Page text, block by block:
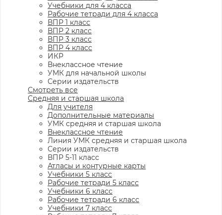
Учебники для 4 класса
Рабочие тетради для 4 класса
ВПР 1 класс
ВПР 2 класс
ВПР 3 класс
ВПР 4 класс
ИКР
Внеклассное чтение
УМК для начальной школы
Серии издательств
Смотреть все
Средняя и старшая школа
Для учителя
Дополнительные материалы
УМК средняя и старшая школа
Внеклассное чтение
Линия УМК средняя и старшая школа
Серии издательств
ВПР 5-11 класс
Атласы и контурные карты
Учебники 5 класс
Рабочие тетради 5 класс
Учебники 6 класс
Рабочие тетради 6 класс
Учебники 7 класс